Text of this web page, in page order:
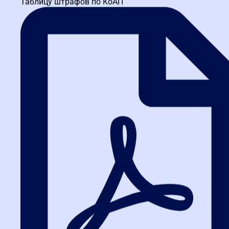
антимонопольной практики.
Если вы хотите научиться защищать свои контракты, обратите
внимание на
, где разбираются типовые ошибки
образовательной программы
При выборе курса ключевым критерием должна быть
практическая отдача, а не красивый диплом. Идеальная
программа обеспечивает симбиоз фундаментального знания
законодательной базы и интенсивного разбора реальных
кейсов. Занятия должны вести эксперты-практики, которые
непосредственно участвуют в разрешении споров.
Слушатели должны получать не просто информацию, а готовые
инструменты и шаблоны действий, которые можно применять с
первого дня после обучения. Такой подход превращает теорию в
мышечную память, позволяя действовать уверенно в любой
Для наглядности сравним два подхода к обучению: